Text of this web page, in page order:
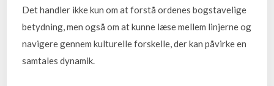
Det handler ikke kun om at forstå ordenes bogstavelige
betydning, men også om at kunne læse mellem linjerne og
navigere gennem kulturelle forskelle, der kan påvirke en
samtales dynamik.